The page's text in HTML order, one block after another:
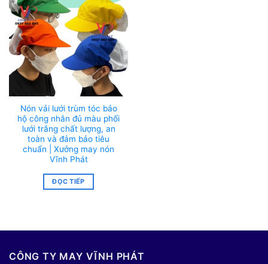
Nón vải lưới trùm tóc bảo
hộ công nhân đủ màu phối
lưới trắng chất lượng, an
toàn và đảm bảo tiêu
chuẩn | Xưởng may nón
Vĩnh Phát
ĐỌC TIẾP
CÔNG TY MAY VĨNH PHÁT